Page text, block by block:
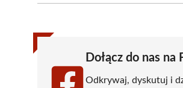
(Twitter)
Dołącz do nas na
Odkrywaj, dyskutuj i